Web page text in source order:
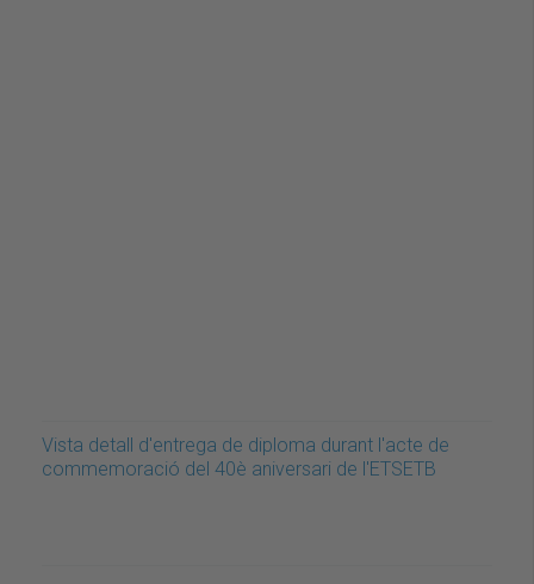
Vista detall d'entrega de diploma durant l'acte de
commemoració del 40è aniversari de l'ETSETB